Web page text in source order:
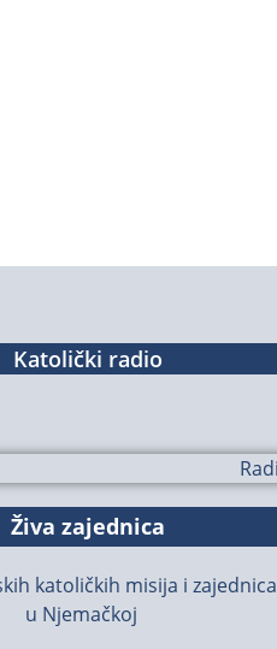
Katolički radio
Živa zajednica
katoličkih misija i zajednica
u Njemačkoj